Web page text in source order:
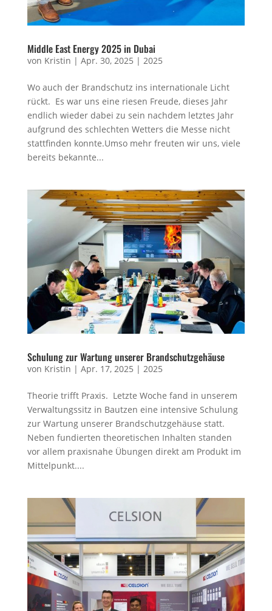
Middle East Energy 2025 in Dubai
von Kristin | Apr. 30, 2025 | 2025
Wo auch der Brandschutz ins internationale Licht
rückt. Es war uns eine riesen Freude, dieses Jahr
endlich wieder dabei zu sein nachdem letztes Jahr
aufgrund des schlechten Wetters die Messe nicht
stattfinden konnte.Umso mehr freuten wir uns, viele
bereits bekannte...
Schulung zur Wartung unserer Brandschutzgehäuse
von Kristin | Apr. 17, 2025 | 2025
Theorie trifft Praxis. Letzte Woche fand in unserem
Verwaltungssitz in Bautzen eine intensive Schulung
zur Wartung unserer Brandschutzgehäuse statt.
Neben fundierten theoretischen Inhalten standen
vor allem praxisnahe Übungen direkt am Produkt im
Mittelpunkt....